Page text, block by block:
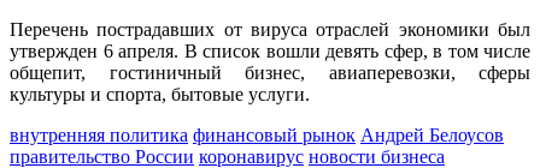
Перечень пострадавших от вируса отраслей экономики был
утвержден 6 апреля. В список вошли девять сфер, в том числе
общепит, гостиничный бизнес, авиаперевозки, сферы
культуры и спорта, бытовые услуги.
внутренняя политика финансовый рынок Андрей Белоусов
правительство России коронавирус новости бизнеса